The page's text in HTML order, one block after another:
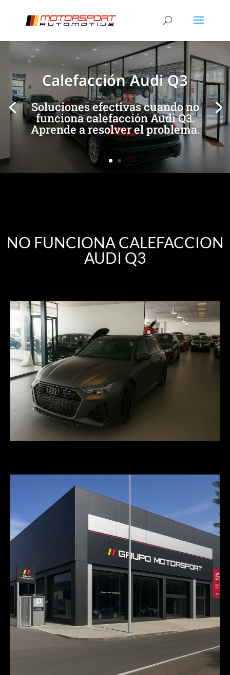
Calefacción Audi Q3
Soluciones efectivas cuando no
funciona calefacción Audi Q3.
Aprende a resolver el problema.
[/et_pb_slide]
NO FUNCIONA CALEFACCION
AUDI Q3